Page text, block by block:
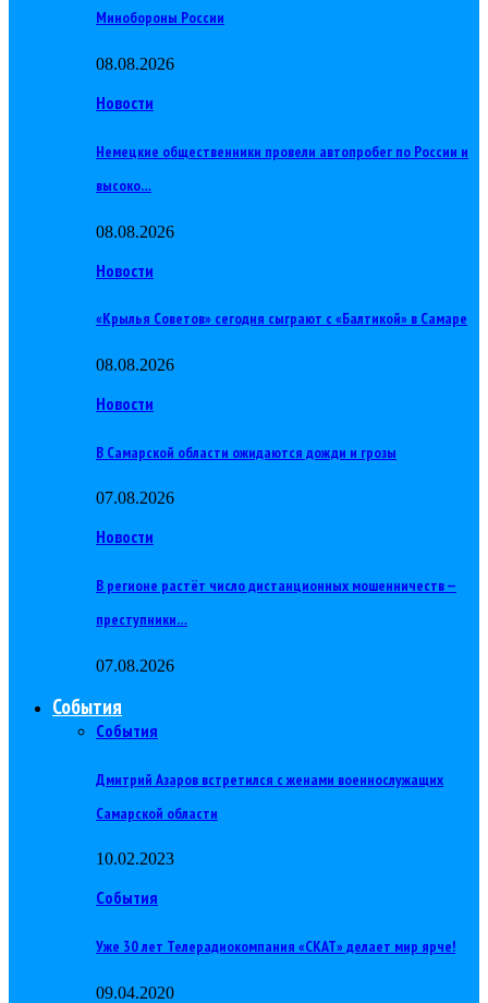
Минобороны России
08.08.2026
Новости
Немецкие общественники провели автопробег по России и
высоко…
08.08.2026
Новости
«Крылья Советов» сегодня сыграют с «Балтикой» в Самаре
08.08.2026
Новости
В Самарской области ожидаются дожди и грозы
07.08.2026
Новости
В регионе растёт число дистанционных мошенничеств —
преступники…
07.08.2026
События
События
Дмитрий Азаров встретился с женами военнослужащих
Самарской области
10.02.2023
События
Уже 30 лет Телерадиокомпания «СКАТ» делает мир ярче!
09.04.2020